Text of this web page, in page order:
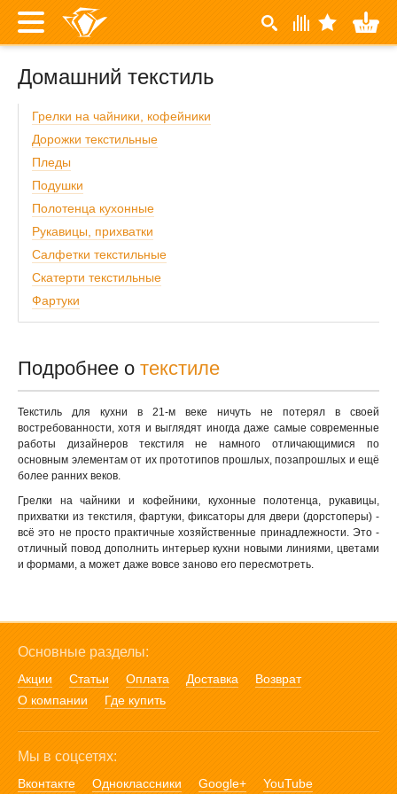
Домашний текстиль
Грелки на чайники, кофейники
Дорожки текстильные
Пледы
Подушки
Полотенца кухонные
Рукавицы, прихватки
Салфетки текстильные
Скатерти текстильные
Фартуки
Подробнее о текстиле
Текстиль для кухни в 21-м веке ничуть не потерял в своей
востребованности, хотя и выглядят иногда даже самые современные
работы дизайнеров текстиля не намного отличающимися по
основным элементам от их прототипов прошлых, позапрошлых и ещё
более ранних веков.
Грелки на чайники и кофейники, кухонные полотенца, рукавицы,
прихватки из текстиля, фартуки, фиксаторы для двери (дорстоперы) -
всё это не просто практичные хозяйственные принадлежности. Это -
отличный повод дополнить интерьер кухни новыми линиями, цветами
и формами, а может даже вовсе заново его пересмотреть.
Основные разделы:
Акции Статьи Оплата Доставка
Возврат
О компании
Где купить
Мы в соцсетях:
Вконтакте Одноклассники Google+ YouTube